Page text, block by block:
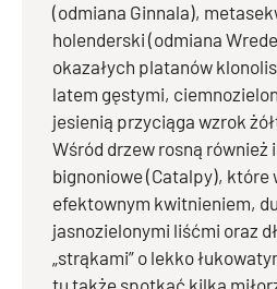
(odmiana Ginnala),
holenderski (odmiana
okazałych platanów
latem gęstymi,
jesienią przyciąga wzrok
Wśród drzew rosną
bignoniowe (Catalpy), które
efektownym kwitnieniem,
jasnozielonymi liśćmi oraz
„strąkami” o lekko
tu także spotkać kilka